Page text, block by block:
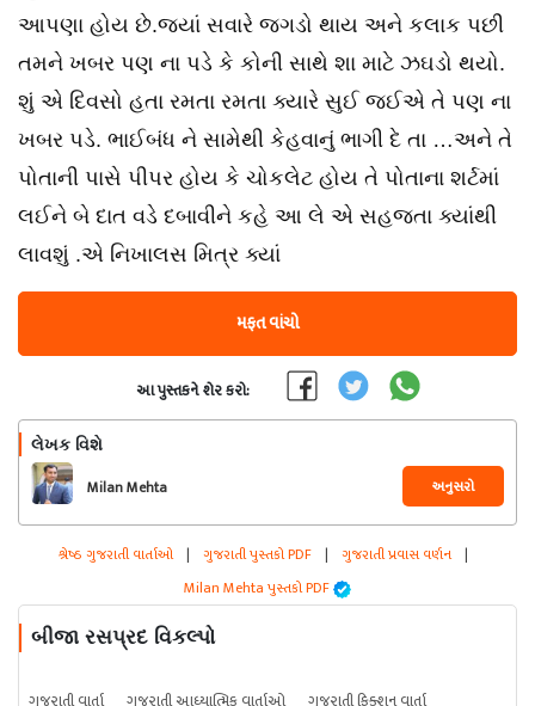
આપણા હોય છે.જ્યાં સવારે જગડો થાય અને કલાક પછી
તમને ખબર પણ ના પડે કે કોની સાથે શા માટે ઝઘડો થયો.
શું એ દિવસો હતા રમતા રમતા ક્યારે સુઈ જઈએ તે પણ ના
ખબર પડે. ભાઈબંધ ને સામેથી કેહવાનું ભાગી દે તા …અને તે
પોતાની પાસે પીપર હોય કે ચોકલેટ હોય તે પોતાના શર્ટમાં
લઈને બે દાત વડે દબાવીને કહે આ લે એ સહજતા ક્યાંથી
લાવશું .એ નિખાલસ મિત્ર ક્યાં
મફત વાંચો
આ પુસ્તકને શેર કરો:
લેખક વિશે
Milan Mehta અનુસરો
શ્રેષ્ઠ ગુજરાતી વાર્તાઓ | ગુજરાતી પુસ્તકો PDF | ગુજરાતી પ્રવાસ વર્ણન |
Milan Mehta પુસ્તકો PDF
બીજા રસપ્રદ વિકલ્પો